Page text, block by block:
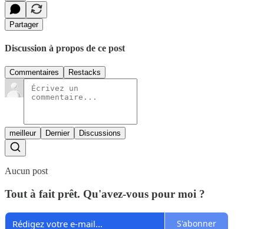
Partager
Discussion à propos de ce post
Commentaires Restacks
meilleur Dernier Discussions
Aucun post
Tout à fait prêt. Qu'avez-vous pour moi ?
S'abonner